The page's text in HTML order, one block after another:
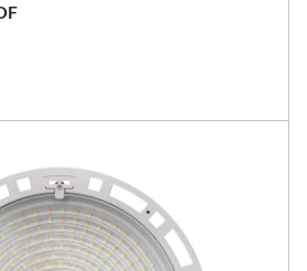
Confronta la famiglia